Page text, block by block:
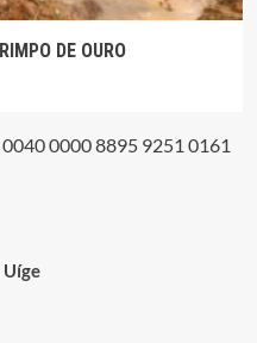
DE OURO
0000 8895 9251 0161